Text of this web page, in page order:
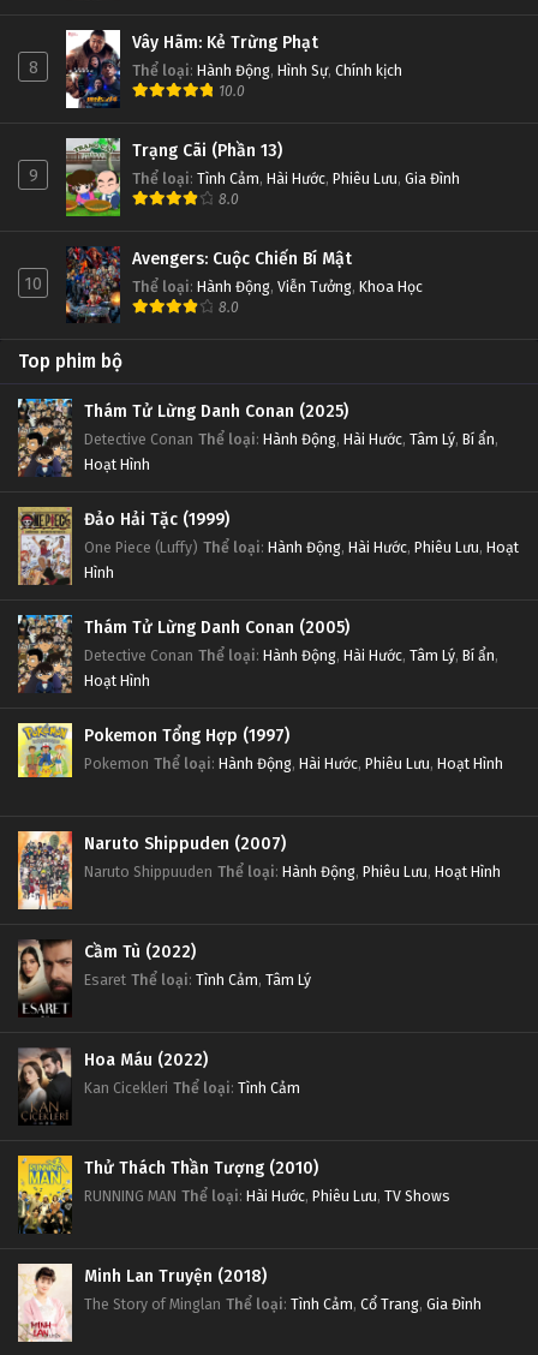
8
Vây Hãm: Kẻ Trừng Phạt
Thể loại: Hành Động, Hình Sự, Chính kịch
10.0
9
Trạng Cãi (Phần 13)
Thể loại: Tình Cảm, Hài Hước, Phiêu Lưu, Gia Đình
8.0
10
Avengers: Cuộc Chiến Bí Mật
Thể loại: Hành Động, Viễn Tưởng, Khoa Học
8.0
Top phim bộ
Thám Tử Lừng Danh Conan (2025)
Detective Conan Thể loại: Hành Động, Hài Hước, Tâm Lý, Bí ẩn,
Hoạt Hình
Đảo Hải Tặc (1999)
One Piece (Luffy) Thể loại: Hành Động, Hài Hước, Phiêu Lưu, Hoạt
Hình
Thám Tử Lừng Danh Conan (2005)
Detective Conan Thể loại: Hành Động, Hài Hước, Tâm Lý, Bí ẩn,
Hoạt Hình
Pokemon Tổng Hợp (1997)
Pokemon Thể loại: Hành Động, Hài Hước, Phiêu Lưu, Hoạt Hình
Naruto Shippuden (2007)
Naruto Shippuuden Thể loại: Hành Động, Phiêu Lưu, Hoạt Hình
Cầm Tù (2022)
Esaret Thể loại: Tình Cảm, Tâm Lý
Hoa Máu (2022)
Kan Cicekleri Thể loại: Tình Cảm
Thử Thách Thần Tượng (2010)
RUNNING MAN Thể loại: Hài Hước, Phiêu Lưu, TV Shows
Minh Lan Truyện (2018)
The Story of Minglan Thể loại: Tình Cảm, Cổ Trang, Gia Đình